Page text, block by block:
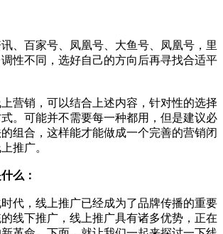
、百家号、凤凰号、大鱼号、凤凰号，里
性不同，选好自己的方向后再寻找合适平
营销，可以结合上述内容，针对性的选择
。可能并不需要每一种都用，但是建议必
组合，这样能才能做成一个完善的营销闭
推广。
么：
代，线上推广已经成为了品牌传播的重要
线下推广，线上推广具有诸多优势，正在